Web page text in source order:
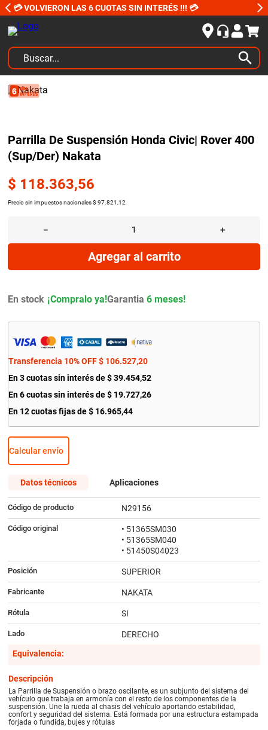
💳 VOLVIERON LAS 6 CUOTAS SIN INTERÉS !!! 💳
Buscar...
Parrilla De Suspensión Honda Civic| Rover 400
(Sup/Der) Nakata
$ 118.363,56
Precio sin impuestos nacionales $ 97. 821 12
＋
－
Agregar al carrito
En stock Garantia 6 meses!
Transferencia 10% OFF $ 106.527,20
En 3 cuotas sin interés de $ 39.454,52
En 6 cuotas sin interés de$ 19.727,26
En 12 cuotas fijas de $ 16.965,44
Calcular envío
Datos técnicos Aplicaciones
Código de producto N29156
Código original
• 51365SM030
• 51365SM040
• 51450S04023
Posición SUPERIOR
Fabricante NAKATA
Rótula SI
Lado
DERECHO
Equivalencia:
Descripción
La Parrilla de Suspensión o brazo oscilante, es un subjunto del sistema del
vehículo que trabaja en armonía con el resto de los componentes de la
suspensión. Une la rueda al chasis del vehículo aportando estabilidad,
confort y seguridad del sistema. Está formada por una estructura estampada
forjada o fundida, bujes y rótulas
TÉRMINOS MÁS BUSCADOS
.
bujias ngk
5
bora
amortiguador
9.
bmw
10
citroen c4